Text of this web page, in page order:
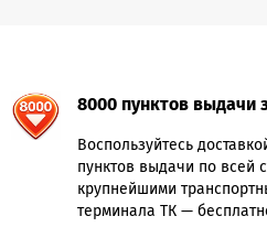
8000 пунктов выдачи
Воспользуйтесь
пунктов выдачи по всей
крупнейшими
терминала ТК —